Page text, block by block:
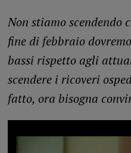
Non stiamo scendendo
fine di febbraio
bassi rispetto agli
scendere i ricoveri
fatto, ora bisogna